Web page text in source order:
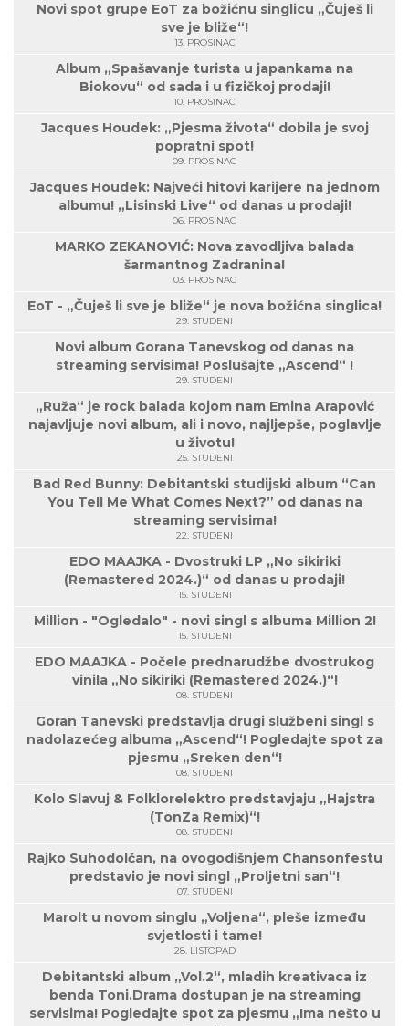
Novi spot grupe EoT za božićnu singlicu „Čuješ li
sve je bliže“!
13. PROSINAC
Album „Spašavanje turista u japankama na
Biokovu“ od sada i u fizičkoj prodaji!
10. PROSINAC
Jacques Houdek: „Pjesma života“ dobila je svoj
popratni spot!
09. PROSINAC
Jacques Houdek: Najveći hitovi karijere na jednom
albumu! „Lisinski Live“ od danas u prodaji!
06. PROSINAC
MARKO ZEKANOVIĆ: Nova zavodljiva balada
šarmantnog Zadranina!
03. PROSINAC
EoT - „Čuješ li sve je bliže“ je nova božićna singlica!
29. STUDENI
Novi album Gorana Tanevskog od danas na
streaming servisima! Poslušajte „Ascend“ !
29. STUDENI
„Ruža“ je rock balada kojom nam Emina Arapović
najavljuje novi album, ali i novo, najljepše, poglavlje
u životu!
25. STUDENI
Bad Red Bunny: Debitantski studijski album “Can
You Tell Me What Comes Next?” od danas na
streaming servisima!
22. STUDENI
EDO MAAJKA - Dvostruki LP „No sikiriki
(Remastered 2024.)“ od danas u prodaji!
15. STUDENI
Million - "Ogledalo" - novi singl s albuma Million 2!
15. STUDENI
EDO MAAJKA - Počele prednarudžbe dvostrukog
vinila „No sikiriki (Remastered 2024.)“!
08. STUDENI
Goran Tanevski predstavlja drugi službeni singl s
nadolazećeg albuma „Ascend“! Pogledajte spot za
pjesmu „Sreken den“!
08. STUDENI
Kolo Slavuj & Folklorelektro predstavjaju „Hajstra
(TonZa Remix)“!
08. STUDENI
Rajko Suhodolčan, na ovogodišnjem Chansonfestu
predstavio je novi singl „Proljetni san“!
07. STUDENI
Marolt u novom singlu „Voljena“, pleše između
svjetlosti i tame!
28. LISTOPAD
Debitantski album „Vol.2“, mladih kreativaca iz
benda Toni.Drama dostupan je na streaming
servisima! Pogledajte spot za pjesmu „Ima nešto u